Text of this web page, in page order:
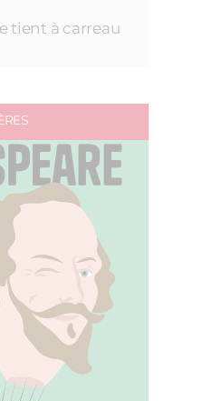
tient à carreau